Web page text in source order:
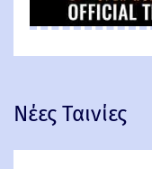
Νέες Ταινίες